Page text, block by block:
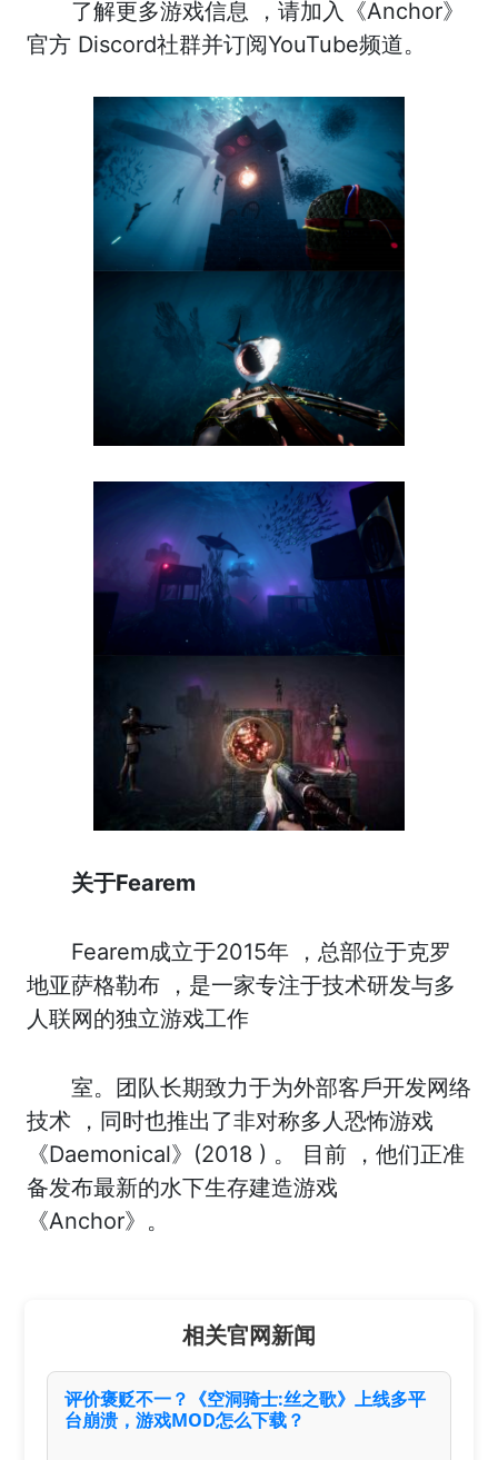
了解更多游戏信息 ，请加入《Anchor》
官方 Discord社群并订阅YouTube频道。
关于Fearem
Fearem成立于2015年 ，总部位于克罗
地亚萨格勒布 ，是一家专注于技术研发与多
人联网的独立游戏工作
室。团队长期致力于为外部客戶开发网络
技术 ，同时也推出了非对称多人恐怖游戏
《Daemonical》(2018 ) 。 目前 ，他们正准
备发布最新的水下生存建造游戏
《Anchor》。
相关官网新闻
评价褒贬不一？《空洞骑士:丝之歌》上线多平
台崩溃，游戏MOD怎么下载？